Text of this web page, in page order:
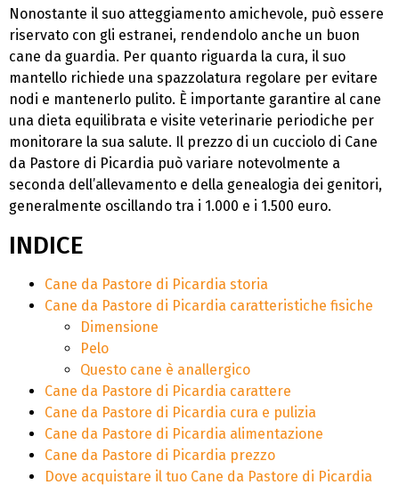
Nonostante il suo atteggiamento amichevole, può essere
riservato con gli estranei, rendendolo anche un buon
cane da guardia. Per quanto riguarda la cura, il suo
mantello richiede una spazzolatura regolare per evitare
nodi e mantenerlo pulito. È importante garantire al cane
una dieta equilibrata e visite veterinarie periodiche per
monitorare la sua salute. Il prezzo di un cucciolo di Cane
da Pastore di Picardia può variare notevolmente a
seconda dell’allevamento e della genealogia dei genitori,
generalmente oscillando tra i 1.000 e i 1.500 euro.
INDICE
Cane da Pastore di Picardia storia
Cane da Pastore di Picardia caratteristiche fisiche
Dimensione
Pelo
Questo cane è anallergico
Cane da Pastore di Picardia carattere
Cane da Pastore di Picardia cura e pulizia
Cane da Pastore di Picardia alimentazione
Cane da Pastore di Picardia prezzo
Dove acquistare il tuo Cane da Pastore di Picardia